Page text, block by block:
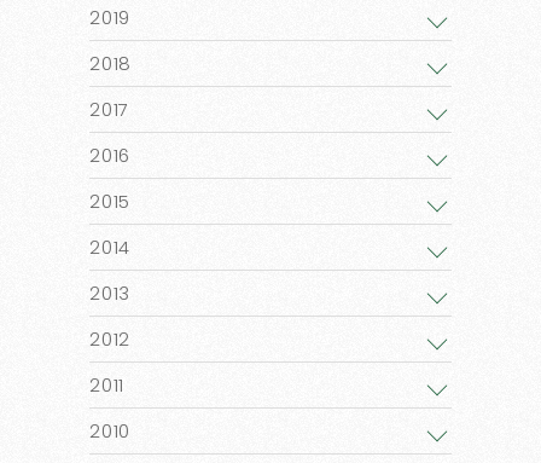
2019
2018
2017
2016
2015
2014
2013
2012
2011
2010